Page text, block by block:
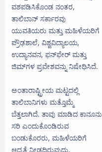
ವಶಪಡಿಸಿಕೊಂಡ ನಂತರ,
ತಾಲಿಬಾನ್ ಸರ್ಕಾರವು
ಯುವತಿಯರು ಮತ್ತು ಮಹಿಳೆಯರಿಗೆ
ಪ್ರೌಢಶಾಲೆ, ವಿಶ್ವವಿದ್ಯಾಲಯ,
ಉದ್ಯಾನವನ, ಫನ್‌ಫೇರ್ ಮತ್ತು
ಜಿಮ್‌ಗಳ ಪ್ರವೇಶವನ್ನು ನಿಷೇಧಿಸಿದೆ.
ಅಂತಾರಾಷ್ಟ್ರೀಯ ಮಟ್ಟದಲ್ಲಿ
ತಾಲಿಬಾನಿಗಳು ಮತ್ತೊಮ್ಮೆ
ಬೆತ್ತಲಾಗಿದೆ. ತಾವು ಮಾಡಿದ ಕಾನೂನು
ಸರಿ ಎಂದುಕೊಂಡಿರುವ
ಬಂಡುಕೊರರು, ಮಹಿಳೆಯರಿಗೆ
ಆದ್ಯತೆ ನೀಡದಿರುವುದು,